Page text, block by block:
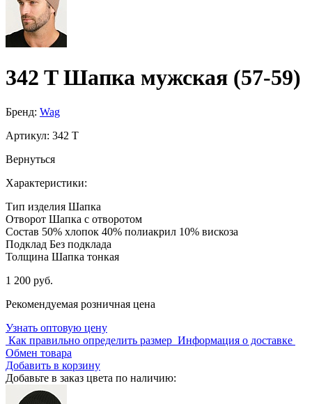
342 T Шапка мужская (57-59)
Бренд: Wag
Артикул: 342 T
Вернуться
Характеристики:
Тип изделия Шапка
Отворот Шапка с отворотом
Состав 50% хлопок 40% полиакрил 10% вискоза
Подклад Без подклада
Толщина Шапка тонкая
1 200 руб.
Рекомендуемая розничная цена
Узнать оптовую цену
Как правильно определить размер Информация о доставке
Обмен товара
Добавить в корзину
Добавьте в заказ цвета по наличию: